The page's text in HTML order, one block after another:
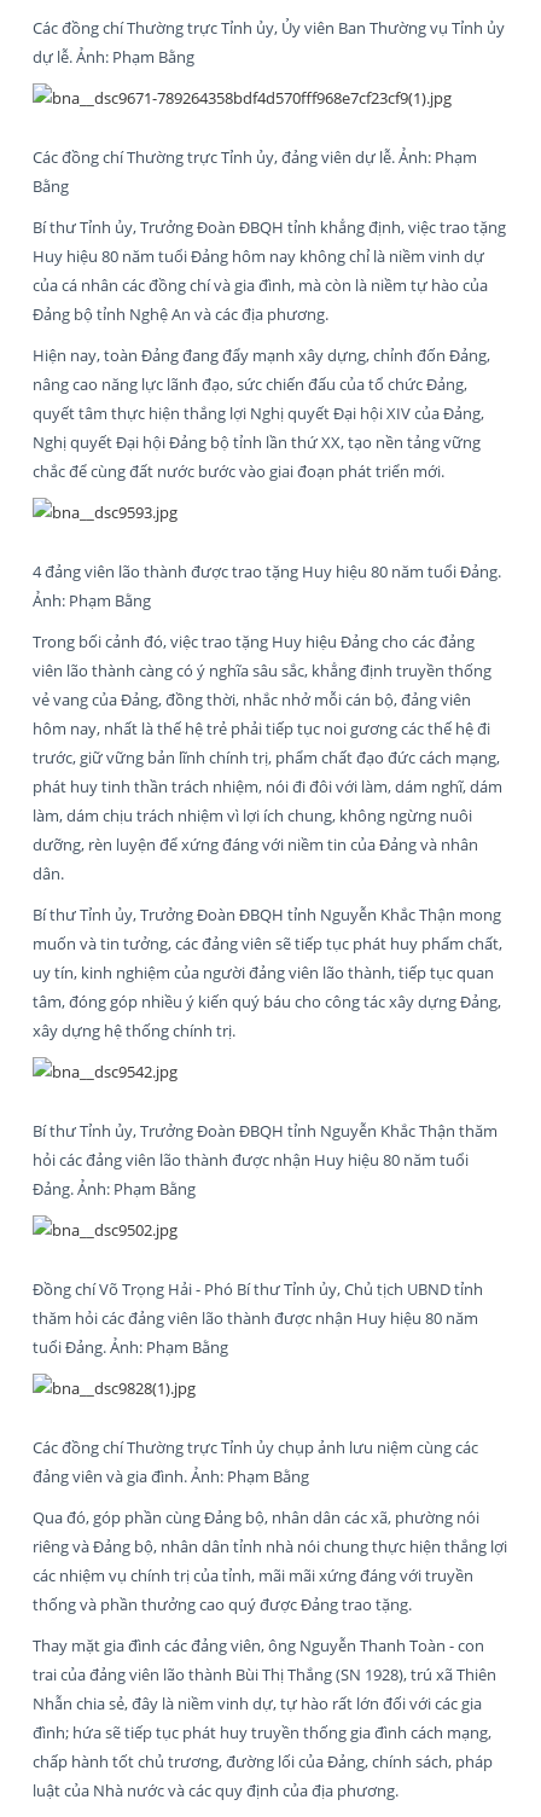
Các đồng chí Thường trực Tỉnh ủy, Ủy viên Ban Thường vụ Tỉnh ủy
dự lễ. Ảnh: Phạm Bằng
Các đồng chí Thường trực Tỉnh ủy, đảng viên dự lễ. Ảnh: Phạm
Bằng
Bí thư Tỉnh ủy, Trưởng Đoàn ĐBQH tỉnh khẳng định, việc trao tặng
Huy hiệu 80 năm tuổi Đảng hôm nay không chỉ là niềm vinh dự
của cá nhân các đồng chí và gia đình, mà còn là niềm tự hào của
Đảng bộ tỉnh Nghệ An và các địa phương.
Hiện nay, toàn Đảng đang đẩy mạnh xây dựng, chỉnh đốn Đảng,
nâng cao năng lực lãnh đạo, sức chiến đấu của tổ chức Đảng,
quyết tâm thực hiện thắng lợi Nghị quyết Đại hội XIV của Đảng,
Nghị quyết Đại hội Đảng bộ tỉnh lần thứ XX, tạo nền tảng vững
chắc để cùng đất nước bước vào giai đoạn phát triển mới.
4 đảng viên lão thành được trao tặng Huy hiệu 80 năm tuổi Đảng.
Ảnh: Phạm Bằng
Trong bối cảnh đó, việc trao tặng Huy hiệu Đảng cho các đảng
viên lão thành càng có ý nghĩa sâu sắc, khẳng định truyền thống
vẻ vang của Đảng, đồng thời, nhắc nhở mỗi cán bộ, đảng viên
hôm nay, nhất là thế hệ trẻ phải tiếp tục noi gương các thế hệ đi
trước, giữ vững bản lĩnh chính trị, phẩm chất đạo đức cách mạng,
phát huy tinh thần trách nhiệm, nói đi đôi với làm, dám nghĩ, dám
làm, dám chịu trách nhiệm vì lợi ích chung, không ngừng nuôi
dưỡng, rèn luyện để xứng đáng với niềm tin của Đảng và nhân
dân.
Bí thư Tỉnh ủy, Trưởng Đoàn ĐBQH tỉnh Nguyễn Khắc Thận mong
muốn và tin tưởng, các đảng viên sẽ tiếp tục phát huy phẩm chất,
uy tín, kinh nghiệm của người đảng viên lão thành, tiếp tục quan
tâm, đóng góp nhiều ý kiến quý báu cho công tác xây dựng Đảng,
xây dựng hệ thống chính trị.
Bí thư Tỉnh ủy, Trưởng Đoàn ĐBQH tỉnh Nguyễn Khắc Thận thăm
hỏi các đảng viên lão thành được nhận Huy hiệu 80 năm tuổi
Đảng. Ảnh: Phạm Bằng
Đồng chí Võ Trọng Hải - Phó Bí thư Tỉnh ủy, Chủ tịch UBND tỉnh
thăm hỏi các đảng viên lão thành được nhận Huy hiệu 80 năm
tuổi Đảng. Ảnh: Phạm Bằng
Các đồng chí Thường trực Tỉnh ủy chụp ảnh lưu niệm cùng các
đảng viên và gia đình. Ảnh: Phạm Bằng
Qua đó, góp phần cùng Đảng bộ, nhân dân các xã, phường nói
riêng và Đảng bộ, nhân dân tỉnh nhà nói chung thực hiện thắng lợi
các nhiệm vụ chính trị của tỉnh, mãi mãi xứng đáng với truyền
thống và phần thưởng cao quý được Đảng trao tặng.
Thay mặt gia đình các đảng viên, ông Nguyễn Thanh Toàn - con
trai của đảng viên lão thành Bùi Thị Thắng (SN 1928), trú xã Thiên
Nhẫn chia sẻ, đây là niềm vinh dự, tự hào rất lớn đối với các gia
đình; hứa sẽ tiếp tục phát huy truyền thống gia đình cách mạng,
chấp hành tốt chủ trương, đường lối của Đảng, chính sách, pháp
luật của Nhà nước và các quy định của địa phương.